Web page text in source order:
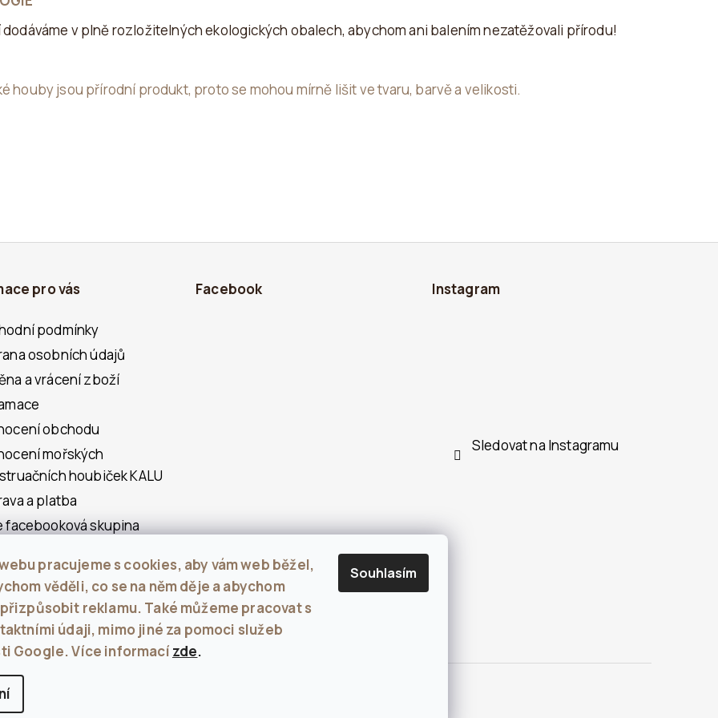
pracujeme s cookies, aby vám web běžel,
věděli, co se na něm děje a abychom
reklamu. Také můžeme pracovat s
údaji, mimo jiné za pomoci služeb
Google. Více informací zde.
Souhlasím
v plně rozložitelných ekologických obalech, abychom ani balením nezatěžovali přírodu!
houby jsou přírodní produkt, proto se mohou mírně lišit ve tvaru, barvě a velikosti.
pro vás
podmínky
osobních údajů
a vrácení zboží
obchodu
mořských
houbiček KALU
a platba
facebooková skupina
houbách
mi
Facebook Instagram
Sledovat na Instagramu